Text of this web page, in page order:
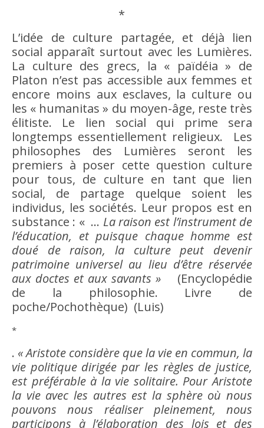
*
L’idée de culture partagée, et déjà lien
social apparaît surtout avec les Lumières.
La culture des grecs, la « païdéia » de
Platon n’est pas accessible aux femmes et
encore moins aux esclaves, la culture ou
les « humanitas » du moyen-âge, reste très
élitiste. Le lien social qui prime sera
longtemps essentiellement religieux. Les
philosophes des Lumières seront les
premiers à poser cette question culture
pour tous, de culture en tant que lien
social, de partage quelque soient les
individus, les sociétés. Leur propos est en
substance : « … Laraison est l’instrument de
l’éducation, et puisque chaque homme est
doué deraison, la culturepeut devenir
patrimoine universel au lieu d’êtreréservée
aux doctes et aux savants » (Encyclopédie
de la philosophie. Livre de
poche/Pochothèque) (Luis)
*
. « Aristote considère que la vie en commun, la
vie politique dirigée par les règles de justice,
est préférable à la vie solitaire. Pour Aristote
la vie avec les autres est la sphère où nous
pouvons nous réaliser pleinement, nous
participons à l’élaboration des lois et des